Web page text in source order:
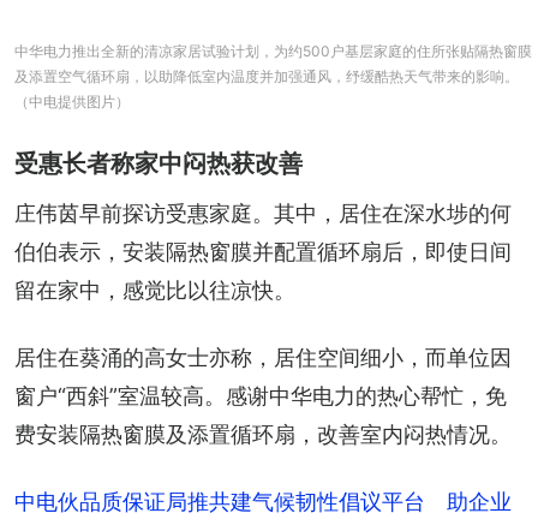
中华电力推出全新的清凉家居试验计划，为约500户基层家庭的住所张贴隔热窗膜
及添置空气循环扇，以助降低室内温度并加强通风，纾缓酷热天气带来的影响。
（中电提供图片）
受惠长者称家中闷热获改善
庄伟茵早前探访受惠家庭。其中，居住在深水埗的何
伯伯表示，安装隔热窗膜并配置循环扇后，即使日间
留在家中，感觉比以往凉快。
居住在葵涌的高女士亦称，居住空间细小，而单位因
窗户“西斜”室温较高。感谢中华电力的热心帮忙，免
费安装隔热窗膜及添置循环扇，改善室内闷热情况。
中电伙品质保证局推共建气候韧性倡议平台 助企业